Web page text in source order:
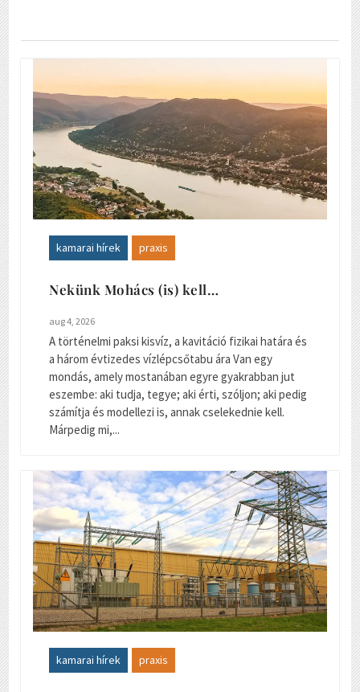
kamarai hírek praxis
Nekünk Mohács (is) kell…
aug 4, 2026
A történelmi paksi kisvíz, a kavitáció fizikai határa és
a három évtizedes vízlépcsőtabu ára Van egy
mondás, amely mostanában egyre gyakrabban jut
eszembe: aki tudja, tegye; aki érti, szóljon; aki pedig
számítja és modellezi is, annak cselekednie kell.
Márpedig mi,...
kamarai hírek praxis